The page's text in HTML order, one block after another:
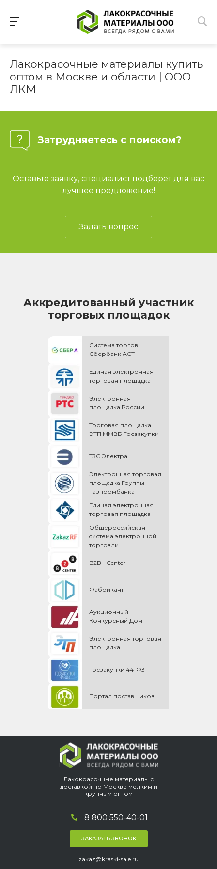
Лакокрасочные материалы купить
оптом в Москве и области | ООО
ЛКМ
Затрудняетесь с поиском?
Оставьте заявку, специалист подберет для вас
лучшее предложение!
Задать вопрос
Аккредитованный участник
торговых площадок
Система торгов
Сбербанк АСТ
Единая электронная
торговая площадка
Электронная
площадка России
Торговая площадка
ЭТП ММВБ Госзакупки
ТЗС Электра
Электронная торговая
площадка Группы
Газпромбанка
Единая электронная
торговая площадка
Общероссийская
cистема электронной
торговли
B2B - Center
Фабрикант
Аукционный
Конкурсный Дом
Электронная торговая
площадка
Госзакупки 44-Ф3
Портал поставщиков
Лакокрасочные материалы с
доставкой по Москве мелким и
крупным оптом
8 800 550-40-01
ЗАКАЗАТЬ ЗВОНОК
zakaz@kraski-sale.ru